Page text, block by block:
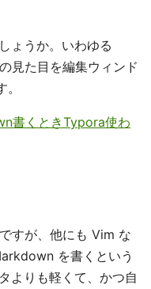
ょうか。いわゆる
見た目を編集ウィンド
書くときTypora使わ
すが、他にも Vim な
を書くという
よりも軽くて、かつ自